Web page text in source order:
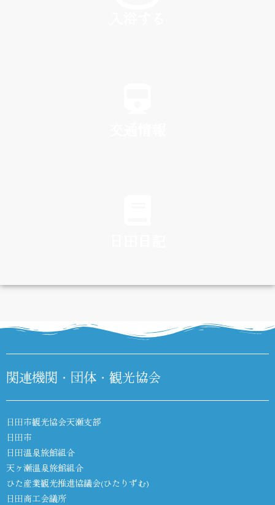
DIARY
関連機関・団体・観光協会
日田市観光協会天瀬支部
日田市
日田温泉旅館組合
天ヶ瀬温泉旅館組合
ひた産業観光推進協議会(ひたりずむ)
日田商工会議所